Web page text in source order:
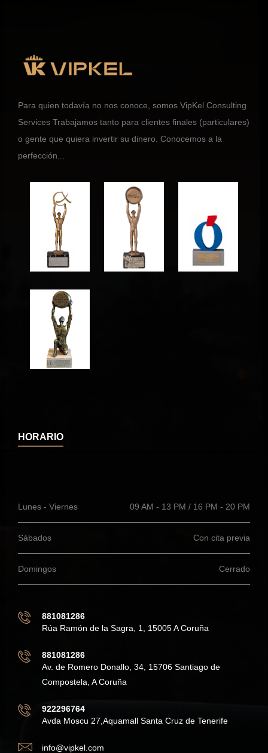
Para quien todavía no nos conoce, somos VipKel Consulting
Services Trabajamos tanto para clientes finales (particulares)
o gente que quiera invertir su dinero. Conocemos a la
perfección...
HORARIO
Lunes - Viernes 09 AM - 13 PM / 16 PM - 20 PM
Sábados Con cita previa
Domingos Cerrado
881081286
Rúa Ramón de la Sagra, 1, 15005 A Coruña
881081286
Av. de Romero Donallo, 34, 15706 Santiago de
Compostela, A Coruña
922296764
Avda Moscu 27,Aquamall Santa Cruz de Tenerife
info@vipkel.com